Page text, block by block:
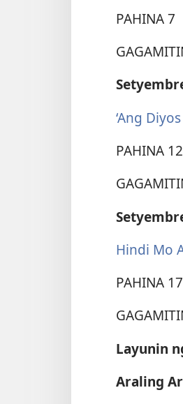
PAHINA 7
‘Ang
PAHINA 12
Hindi Mo
PAHINA 17
Layunin
Araling